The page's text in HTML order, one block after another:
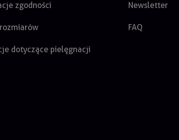
zgodności
dotyczące pielęgnacji
Newsletter
FAQ